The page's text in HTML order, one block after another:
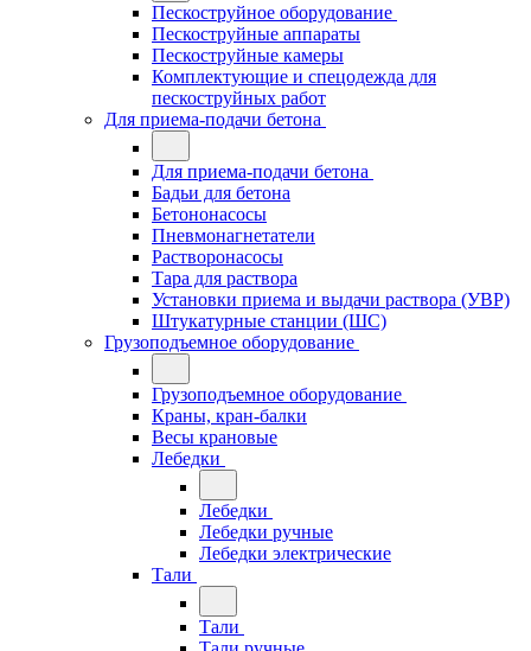
Пескоструйное оборудование
Пескоструйные аппараты
Пескоструйные камеры
Комплектующие и спецодежда для
пескоструйных работ
Для приема-подачи бетона
Для приема-подачи бетона
Бадьи для бетона
Бетононасосы
Пневмонагнетатели
Растворонасосы
Тара для раствора
Установки приема и выдачи раствора (УВР)
Штукатурные станции (ШС)
Грузоподъемное оборудование
Грузоподъемное оборудование
Краны, кран-балки
Весы крановые
Лебедки
Лебедки
Лебедки ручные
Лебедки электрические
Тали
Тали